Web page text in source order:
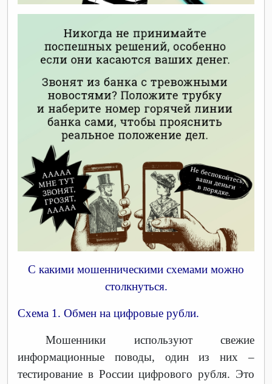
С какими мошенническими схемами можно
столкнуться.
Схема 1. Обмен на цифровые рубли.
Мошенники используют свежие
информационные поводы, один из них –
тестирование в России цифрового рубля. Это